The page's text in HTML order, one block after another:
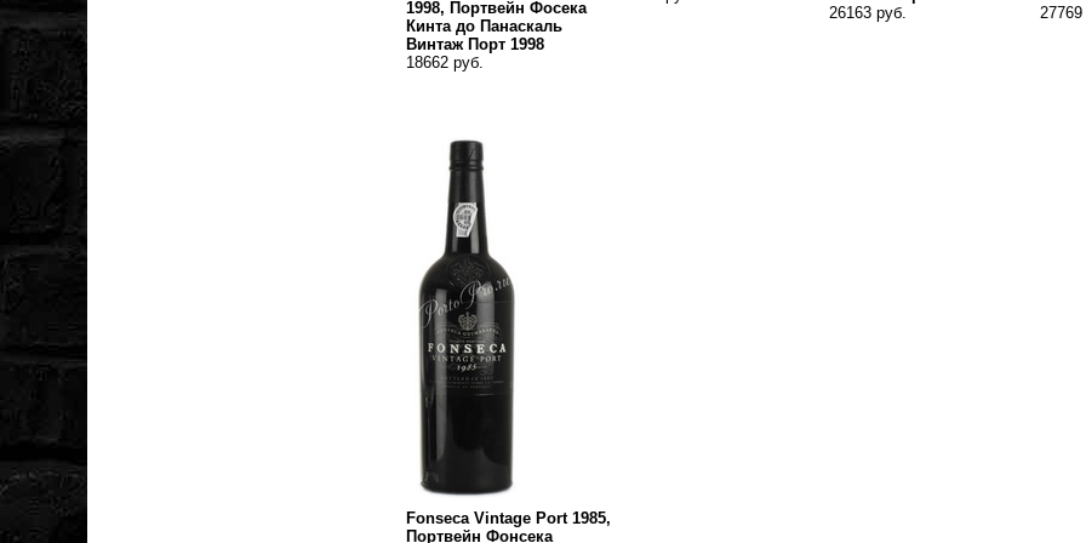
1998, Портвейн Фосека
Кинта до Панаскаль
Винтаж Порт 1998
18662 руб.
26163 руб.
Fonseca Vintage Port 1985,
Портвейн Фонсека